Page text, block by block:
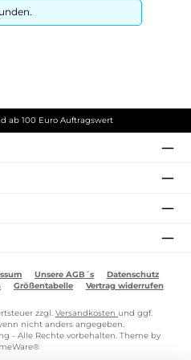
ab 100 Euro Auftragswert
Unsere AGB´s
Datenschutz
Größentabelle Vertrag widerrufen
zzgl. Versandkosten und ggf.
nicht anders angegeben.
- Alle Rechte vorbehalten. Theme by